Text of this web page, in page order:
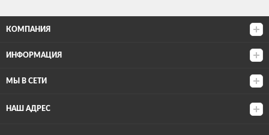
КОМПАНИЯ
ИНФОРМАЦИЯ
МЫ В СЕТИ
НАШ АДРЕС